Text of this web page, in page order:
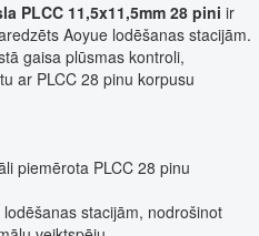
PLCC 11,5x11,5mm 28 pini ir
Aoyue lodēšanas stacijām.
gaisa plūsmas kontroli,
ar PLCC 28 pinu korpusu
piemērota PLCC 28 pinu
stacijām, nodrošinot